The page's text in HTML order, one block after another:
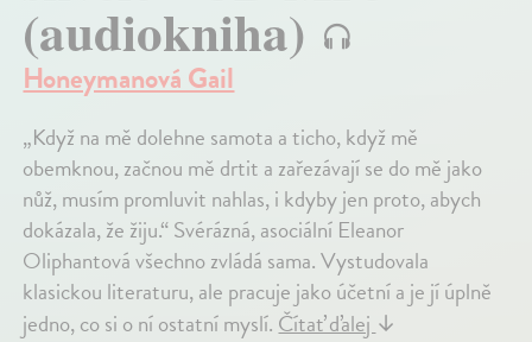
(audiokniha)
Honeymanová Gail
„Když na mě dolehne samota a ticho, když mě
obemknou, začnou mě drtit a zařezávají se do mě jako
nůž, musím promluvit nahlas, i kdyby jen proto, abych
dokázala, že žiju.“ Svérázná, asociální Eleanor
Oliphantová všechno zvládá sama. Vystudovala
klasickou literaturu, ale pracuje jako účetní a je jí úplně
jedno, co si o ní ostatní myslí. Čítať ďalej ↓